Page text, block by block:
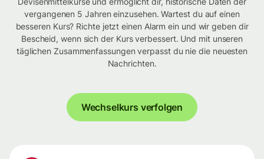
vergangenen 5 Jahren einzusehen. Wartest du auf einen
besseren Kurs? Richte jetzt einen Alarm ein und wir geben dir
Bescheid, wenn sich der Kurs verbessert. Und mit unseren
täglichen Zusammenfassungen verpasst du nie die neuesten
Nachrichten.
Wechselkurs verfolgen